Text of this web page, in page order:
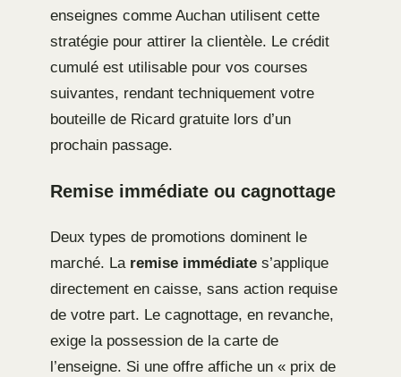
enseignes comme Auchan utilisent cette
stratégie pour attirer la clientèle. Le crédit
cumulé est utilisable pour vos courses
suivantes, rendant techniquement votre
bouteille de Ricard gratuite lors d’un
prochain passage.
Remise immédiate ou cagnottage
Deux types de promotions dominent le
marché. La remise immédiate s’applique
directement en caisse, sans action requise
de votre part. Le cagnottage, en revanche,
exige la possession de la carte de
l’enseigne. Si une offre affiche un « prix de